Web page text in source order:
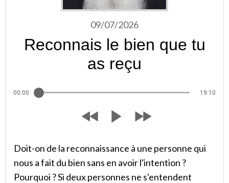
09/07/2026
Reconnais le bien que tu
as reçu
00:00 19:10
Doit-on de la reconnaissance à une personne qui
nous a fait du bien sans en avoir l'intention ?
Pourquoi ? Si deux personnes ne s'entendent